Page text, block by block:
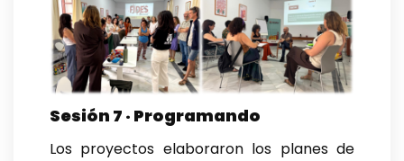
Sesión 7 · Programando
Los proyectos elaboraron los planes de